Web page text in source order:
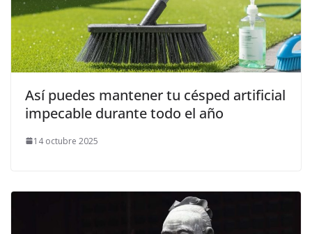
Así puedes mantener tu césped artificial
impecable durante todo el año
14 octubre 2025